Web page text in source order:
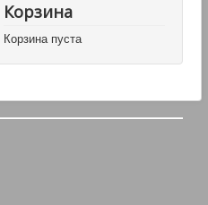
Корзина
Корзина пуста